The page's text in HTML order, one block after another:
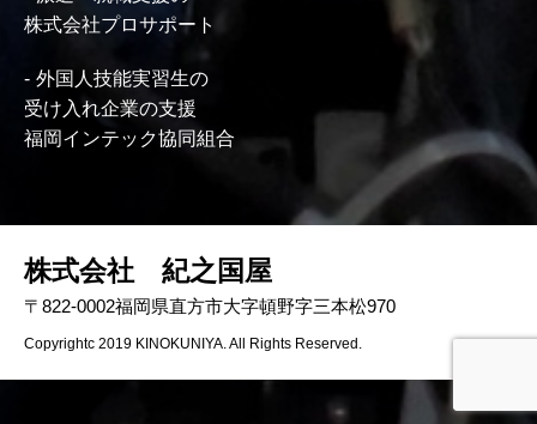
株式会社プロサポート
外国人技能実習生の
受け入れ企業の支援
福岡インテック協同組合
株式会社 紀之国屋
〒822-0002福岡県直方市大字頓野字三本松970
Copyrightc 2019 KINOKUNIYA. All Rights Reserved.